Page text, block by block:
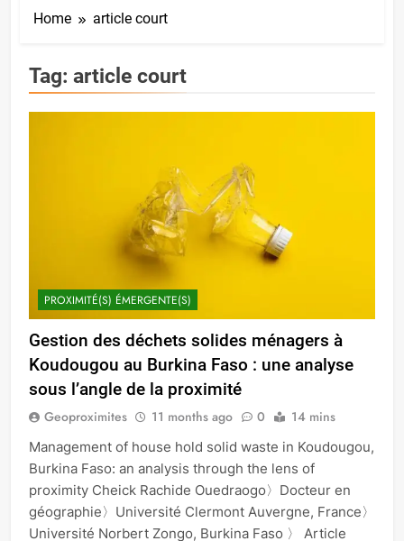
Home article court
Tag: article court
PROXIMITÉ(S) ÉMERGENTE(S)
Gestion des déchets solides ménagers à
Koudougou au Burkina Faso : une analyse
sous l’angle de la proximité
Geoproximites 11 months ago 0 14 mins
Management of house hold solid waste in Koudougou,
Burkina Faso: an analysis through the lens of
proximity Cheick Rachide Ouedraogo〉Docteur en
géographie〉Université Clermont Auvergne, France〉
Université Norbert Zongo, Burkina Faso 〉 Article